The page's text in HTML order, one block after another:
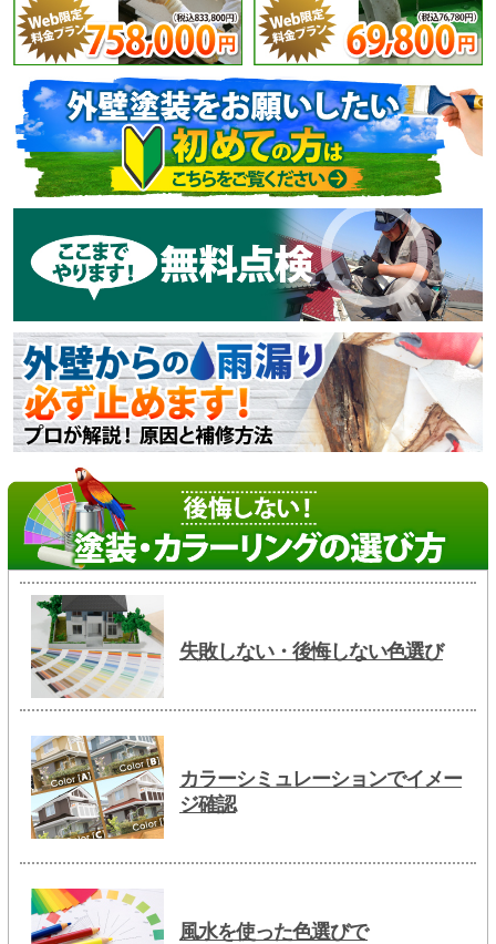
失敗しない・後悔しない色選び
カラーシミュレーションでイメー
ジ確認
風水を使った色選びで